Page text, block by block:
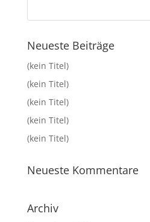
Neueste Beiträge
(kein Titel)
(kein Titel)
(kein Titel)
(kein Titel)
(kein Titel)
Neueste Kommentare
Archiv